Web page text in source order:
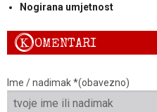
Nogirana umjetnost
KOMENTARI
Ime / nadimak *(obavezno)